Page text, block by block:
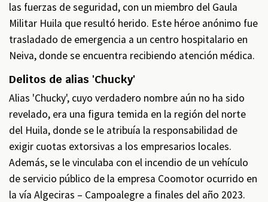
las fuerzas de seguridad, con un miembro del Gaula
Militar Huila que resultó herido. Este héroe anónimo fue
trasladado de emergencia a un centro hospitalario en
Neiva, donde se encuentra recibiendo atención médica.
Delitos de alias 'Chucky'
Alias 'Chucky', cuyo verdadero nombre aún no ha sido
revelado, era una figura temida en la región del norte
del Huila, donde se le atribuía la responsabilidad de
exigir cuotas extorsivas a los empresarios locales.
Además, se le vinculaba con el incendio de un vehículo
de servicio público de la empresa Coomotor ocurrido en
la vía Algeciras – Campoalegre a finales del año 2023.